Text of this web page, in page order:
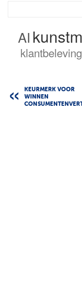
AI
klantbeleving
KEURMERK VOOR
WINNEN